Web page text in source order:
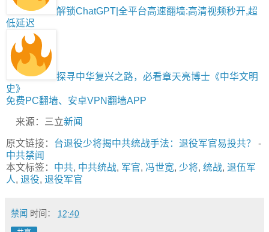
解锁ChatGPT|全平台高速翻墙:高清视频秒开,超
低延迟
探寻中华复兴之路，必看章天亮博士《中华文明
史》
免费PC翻墙、安卓VPN翻墙APP
来源：三立新闻
原文链接： 台退役少将揭中共统战手法：退役军官易投共？
-
中共禁闻
本文标签： 中共, 中共统战, 军官, 冯世宽, 少将, 统战, 退伍军
人, 退役, 退役军官
禁闻 时间： 12:40